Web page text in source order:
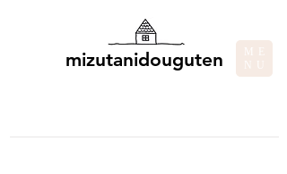
mizutanidouguten
ME
NU